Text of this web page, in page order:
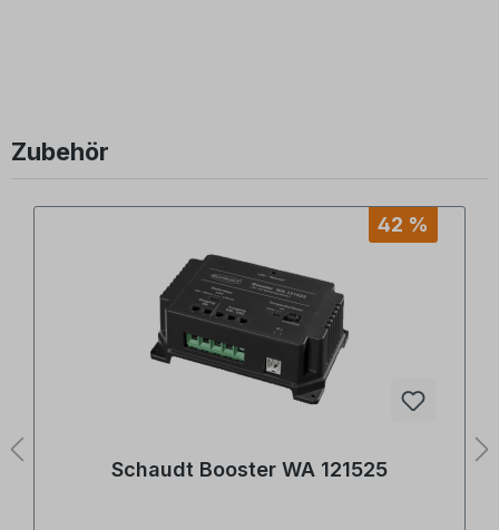
Zubehör
42 %
Schaudt Booster WA 121525